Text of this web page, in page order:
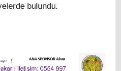
bulundu.